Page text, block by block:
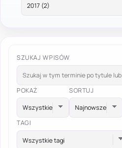
SZUKAJ WPISÓW
POKAŻ SORTUJ
TAGI
Wszystkie tagi